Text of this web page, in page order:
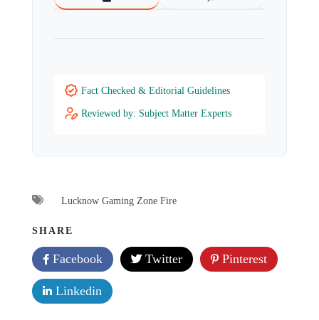
Fact Checked & Editorial Guidelines
Reviewed by: Subject Matter Experts
Lucknow Gaming Zone Fire
SHARE
Facebook Twitter Pinterest
Linkedin